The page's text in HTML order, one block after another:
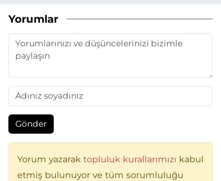
Yorumlar
Gönder
Yorum yazarak topluluk kurallarımızı kabul
etmiş bulunuyor ve tüm sorumluluğu